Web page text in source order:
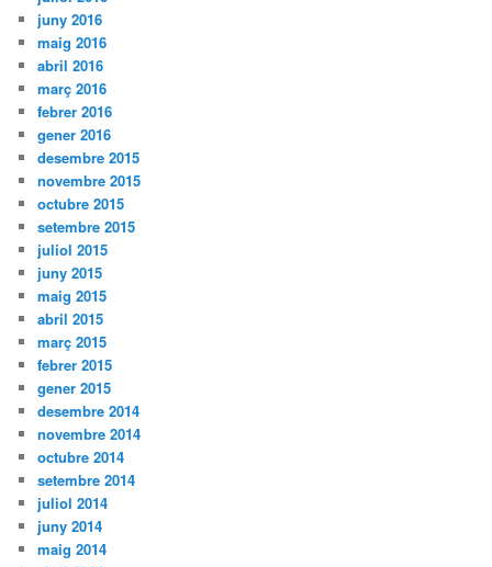
juny 2016
maig 2016
abril 2016
març 2016
febrer 2016
gener 2016
desembre 2015
novembre 2015
octubre 2015
setembre 2015
juliol 2015
juny 2015
maig 2015
abril 2015
març 2015
febrer 2015
gener 2015
desembre 2014
novembre 2014
octubre 2014
setembre 2014
juliol 2014
juny 2014
maig 2014